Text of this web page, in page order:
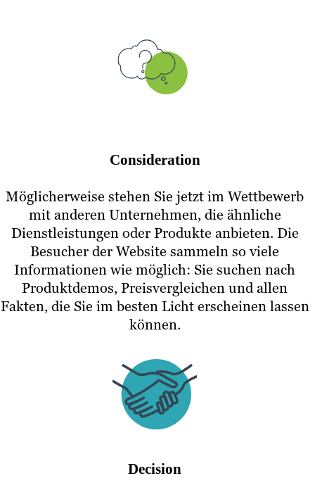
Consideration
Möglicherweise stehen Sie jetzt im Wettbewerb
mit anderen Unternehmen, die ähnliche
Dienstleistungen oder Produkte anbieten. Die
Besucher der Website sammeln so viele
Informationen wie möglich: Sie suchen nach
Produktdemos, Preisvergleichen und allen
Fakten, die Sie im besten Licht erscheinen lassen
können.
Decision